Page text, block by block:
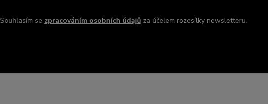
Souhlasím se zpracováním osobních údajůza účelem rozesílky newsletteru.